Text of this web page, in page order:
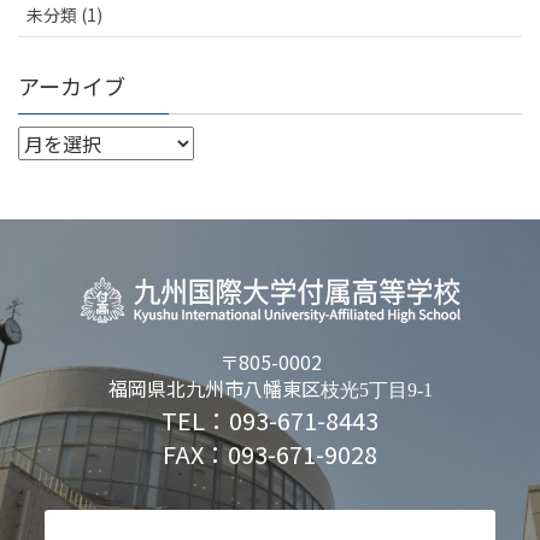
未分類 (1)
アーカイブ
〒805-0002
福岡県北九州市八幡東区枝光5丁目9-1
TEL：093-671-8443
FAX：093-671-9028